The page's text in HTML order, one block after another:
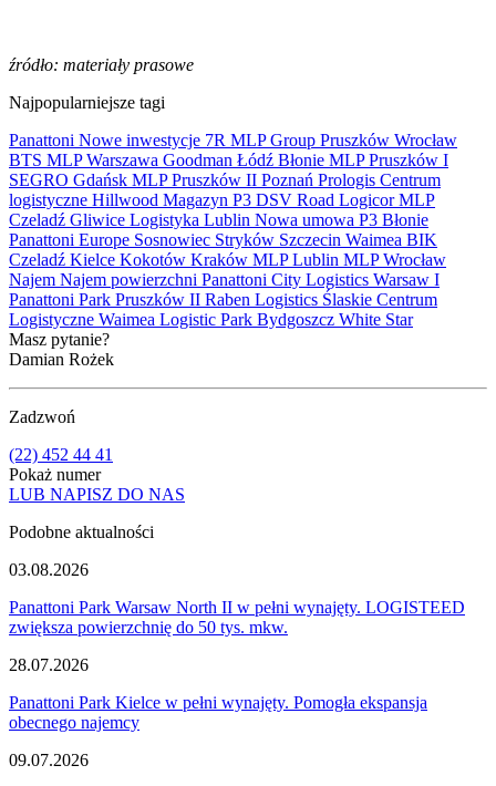
źródło: materiały prasowe
Najpopularniejsze tagi
Panattoni Nowe inwestycje 7R MLP Group Pruszków Wrocław
BTS MLPWarszawa Goodman Łódź Błonie MLP Pruszków I
SEGRO Gdańsk MLP Pruszków II Poznań Prologis Centrum
logistyczne Hillwood Magazyn P3 DSV Road LogicorMLP
Czeladź Gliwice Logistyka Lublin Nowa umowa P3 Błonie
Panattoni Europe Sosnowiec Stryków Szczecin Waimea BIK
Czeladź Kielce Kokotów Kraków MLP Lublin MLP Wrocław
Najem Najem powierzchni Panattoni City Logistics Warsaw I
Panattoni Park Pruszków II Raben Logistics Ślaskie Centrum
Logistyczne Waimea Logistic Park Bydgoszcz White Star
Masz pytanie?
Damian Rożek
Zadzwoń
(22) 452 44 41
Pokaż numer
LUB NAPISZ DO NAS
Podobne aktualności
03.08.2026
Panattoni Park Warsaw North II w pełni wynajęty. LOGISTEED
zwiększa powierzchnię do 50 tys. mkw.
28.07.2026
Panattoni Park Kielce w pełni wynajęty. Pomogła ekspansja
obecnego najemcy
09.07.2026